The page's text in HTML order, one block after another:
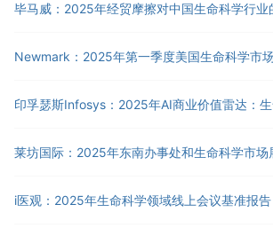
i医观：2025年生命科学领域线上会议基准报